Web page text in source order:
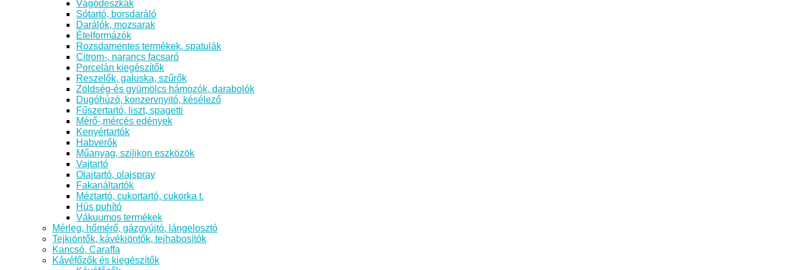
Vágódeszkák
Sótartó, borsdaráló
Darálók, mozsarak
Ételformázók
Rozsdamentes termékek, spatulák
Citrom-, narancs facsaró
Porcelán kiegészítők
Reszelők, galuska, szűrők
Zöldség-és gyümölcs hámozók, darabolók
Dugóhúzó, konzervnyitó, késélező
Fűszertartó, liszt, spagetti
Mérő-,mércés edények
Kenyértartók
Habverők
Műanyag, szilikon eszközök
Vajtartó
Olajtartó, olajspray
Fakanáltartók
Méztartó, cukortartó, cukorka t.
Hús puhító
Vákuumos termékek
Mérleg, hőmérő, gázgyújtó, lángelosztó
Tejkiöntők, kávékiöntők, tejhabosítók
Kancsó, Caraffa
Kávéfőzők és kiegészítők